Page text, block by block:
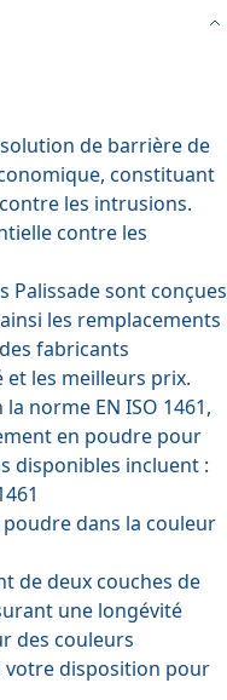
de barrière de
constituant
les intrusions.
contre les
Palissade sont conçues
les remplacements
fabricants
les meilleurs prix.
norme EN ISO 1461,
en poudre pour
disponibles incluent :
dans la couleur
de deux couches de
une longévité
des couleurs
votre disposition pour